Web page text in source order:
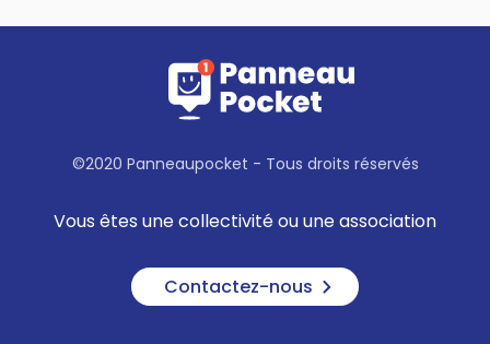
©2020 Panneaupocket - Tous droits réservés
Vous êtes une collectivité ou une association
Contactez-nous